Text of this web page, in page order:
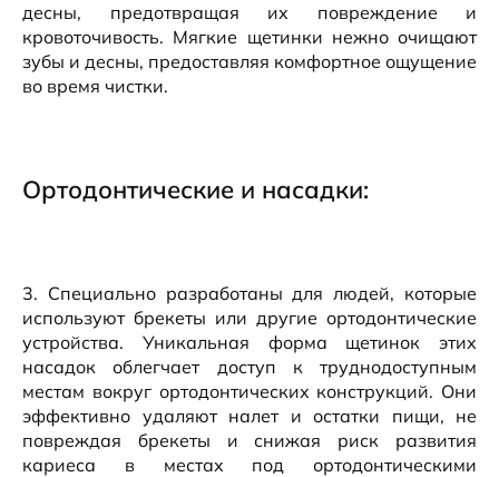
десны, предотвращая их повреждение и
кровоточивость. Мягкие щетинки нежно очищают
зубы и десны, предоставляя комфортное ощущение
во время чистки.
Ортодонтические и насадки:
3. Специально разработаны для людей, которые
используют брекеты или другие ортодонтические
устройства. Уникальная форма щетинок этих
насадок облегчает доступ к труднодоступным
местам вокруг ортодонтических конструкций. Они
эффективно удаляют налет и остатки пищи, не
повреждая брекеты и снижая риск развития
кариеса в местах под ортодонтическими